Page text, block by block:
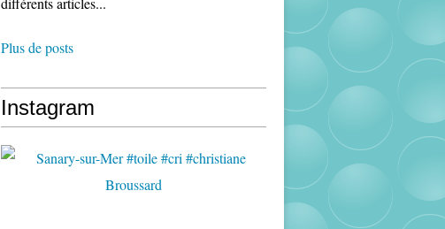
Plus de posts
Instagram